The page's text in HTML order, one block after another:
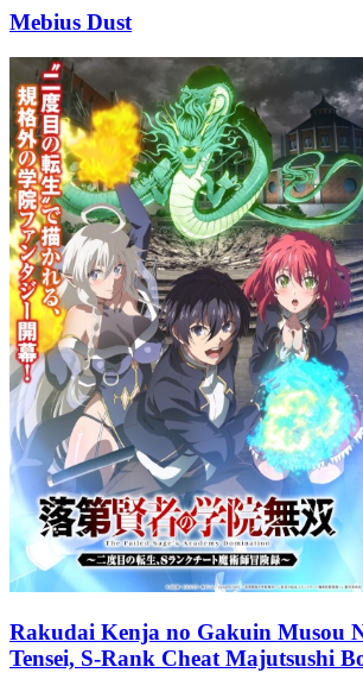
Mebius Dust
Rakudai Kenja no Gakuin Musou
Tensei, S-Rank Cheat Majutsushi